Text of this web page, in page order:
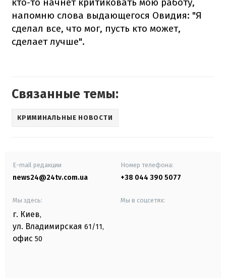
напомню слова выдающегося Овидия: "Я
сделал все, что мог, пусть кто может,
сделает лучше".
Связанные темы:
КРИМИНАЛЬНЫЕ НОВОСТИ
E-mail редакции
news24@24tv.com.ua
Номер телефона:
+38 044 390 5077
Мы здесь:
г. Киев,
ул. Владимирская 61/11,
офис 50
Мы в соцсетях: